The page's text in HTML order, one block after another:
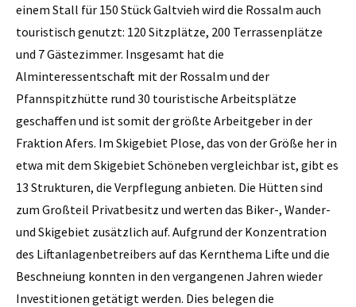
einem Stall für 150 Stück Galtvieh wird die Rossalm auch
touristisch genutzt: 120 Sitzplätze, 200 Terrassenplätze
und 7 Gästezimmer. Insgesamt hat die
Alminteressentschaft mit der Rossalm und der
Pfannspitzhütte rund 30 touristische Arbeitsplätze
geschaffen und ist somit der größte Arbeitgeber in der
Fraktion Afers. Im Skigebiet Plose, das von der Größe her in
etwa mit dem Skigebiet Schöneben vergleichbar ist, gibt es
13 Strukturen, die Verpflegung anbieten. Die Hütten sind
zum Großteil Privatbesitz und werten das Biker-, Wander-
und Skigebiet zusätzlich auf. Aufgrund der Konzentration
des Liftanlagenbetreibers auf das Kernthema Lifte und die
Beschneiung konnten in den vergangenen Jahren wieder
Investitionen getätigt werden. Dies belegen die